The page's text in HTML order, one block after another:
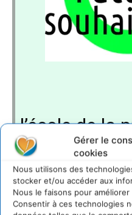
Gérer le
cookies
Nous utilisons des
stocker et/ou accéder aux
Nous le faisons pour améliorer
Consentir à ces technologies
l’école dela
Ouvrir les